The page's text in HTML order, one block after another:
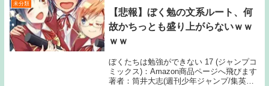
未分類
【悲報】ぼく勉の文系ルート、何
故かちっとも盛り上がらないｗｗ
ｗｗ
ぼくたちは勉強ができない 17 (ジャンプコ
ミックス)：Amazon商品ページへ飛びます
著者：筒井大志(週刊少年ジャンプ/集英